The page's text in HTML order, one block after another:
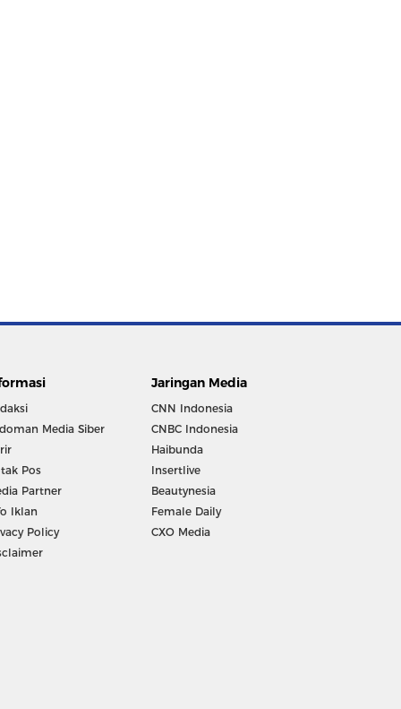
Media Siber
Pos
Partner
Iklan
Policy
Jaringan Media
CNN Indonesia
CNBC Indonesia
Haibunda
Insertlive
Beautynesia
Female Daily
CXO Media